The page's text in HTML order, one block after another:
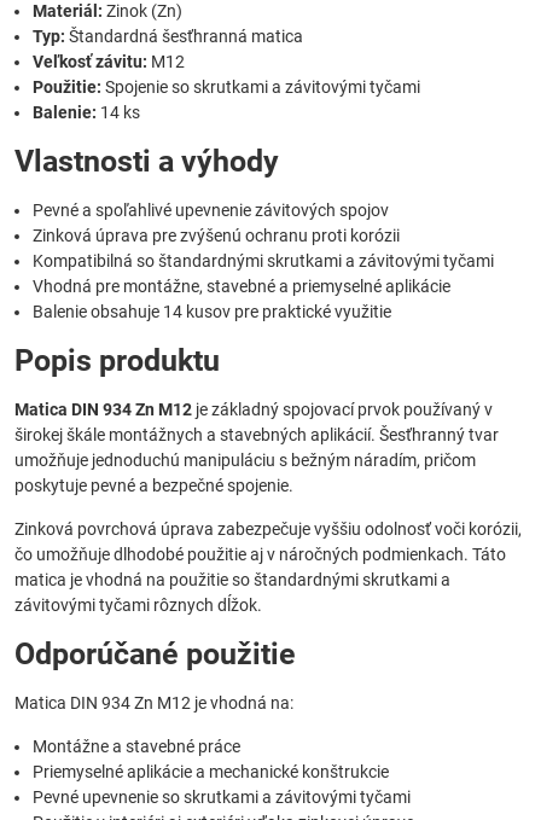
Materiál: Zinok (Zn)
Typ: Štandardná šesťhranná matica
Veľkosť závitu: M12
Použitie: Spojenie so skrutkami a závitovými tyčami
Balenie: 14 ks
Vlastnosti a výhody
Pevné a spoľahlivé upevnenie závitových spojov
Zinková úprava pre zvýšenú ochranu proti korózii
Kompatibilná so štandardnými skrutkami a závitovými tyčami
Vhodná pre montážne, stavebné a priemyselné aplikácie
Balenie obsahuje 14 kusov pre praktické využitie
Popis produktu
Matica DIN 934 Zn M12 je základný spojovací prvok používaný v
širokej škále montážnych a stavebných aplikácií. Šesťhranný tvar
umožňuje jednoduchú manipuláciu s bežným náradím, pričom
poskytuje pevné a bezpečné spojenie.
Zinková povrchová úprava zabezpečuje vyššiu odolnosť voči korózii,
čo umožňuje dlhodobé použitie aj v náročných podmienkach. Táto
matica je vhodná na použitie so štandardnými skrutkami a
závitovými tyčami rôznych dĺžok.
Odporúčané použitie
Matica DIN 934 Zn M12 je vhodná na:
Montážne a stavebné práce
Priemyselné aplikácie a mechanické konštrukcie
Pevné upevnenie so skrutkami a závitovými tyčami